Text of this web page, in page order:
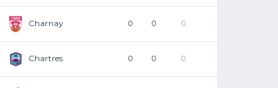
Charnay 0 0 0
Chartres 0 0 0